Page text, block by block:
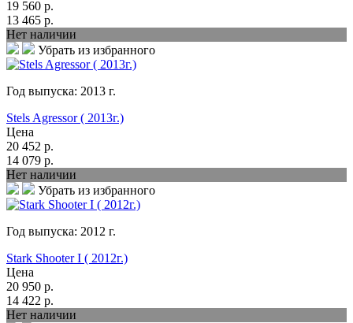
19 560 р.
13 465 р.
Нет наличии
Убрать из избранного
Год выпуска: 2013 г.
Stels Agressor ( 2013г.)
Цена
20 452 р.
14 079 р.
Нет наличии
Убрать из избранного
Год выпуска: 2012 г.
Stark Shooter I ( 2012г.)
Цена
20 950 р.
14 422 р.
Нет наличии